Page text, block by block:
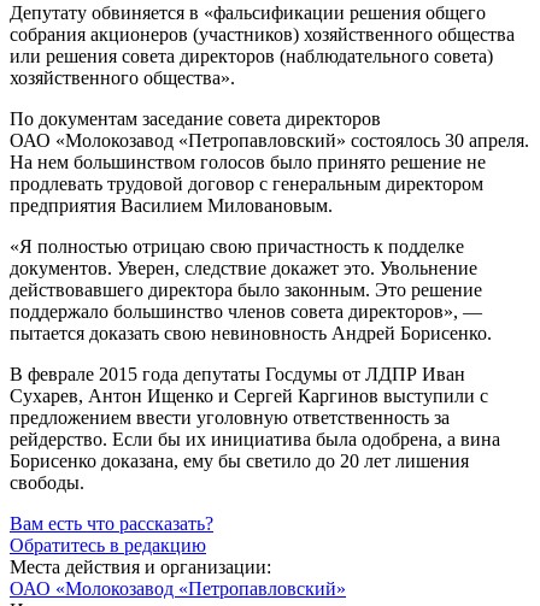
Депутату обвиняется в «фальсификации решения общего
собрания акционеров (участников) хозяйственного общества
или решения совета директоров (наблюдательного совета)
хозяйственного общества».
По документам заседание совета директоров
ОАО «Молокозавод «Петропавловский» состоялось 30 апреля.
На нем большинством голосов было принято решение не
продлевать трудовой договор с генеральным директором
предприятия Василием Миловановым.
«Я полностью отрицаю свою причастность к подделке
документов. Уверен, следствие докажет это. Увольнение
действовавшего директора было законным. Это решение
поддержало большинство членов совета директоров», —
пытается доказать свою невиновность Андрей Борисенко.
В феврале 2015 года депутаты Госдумы от ЛДПР Иван
Сухарев, Антон Ищенко и Сергей Каргинов выступили с
предложением ввести уголовную ответственность за
рейдерство. Если бы их инициатива была одобрена, а вина
Борисенко доказана, ему бы светило до 20 лет лишения
свободы.
Вам есть что рассказать?
Обратитесь в редакцию
Места действия и организации:
ОАО «Молокозавод «Петропавловский»